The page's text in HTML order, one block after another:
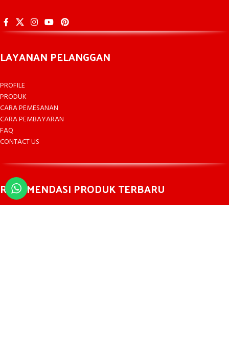
LAYANAN PELANGGAN
PROFILE
PRODUK
CARA PEMESANAN
CARA PEMBAYARAN
FAQ
CONTACT US
REKOMENDASI PRODUK TERBARU